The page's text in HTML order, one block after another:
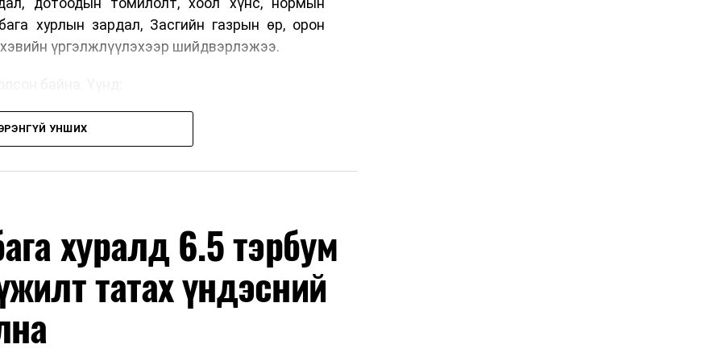
хурлын зардал, Засгийн газрын өр, орон
үргэлжлүүлэхээр шийдвэрлэжээ.
шийдвэртэйгээс бусад хурал, зөвлөгөөн, ой,
арга хэмжээ;
албан тушаалтны томилолтоос бусад гадаад
тавилга, автомашин худалдан авах;
бусад сургалт, дадлага;
арванхоёрдугаар сарын 31 хүртэл мөрдөнө.
горимд хамрагдахгүй бөгөөд цэцэрлэг,
УНШИХ
хуралд 6.5 тэрбум
татах үндэсний